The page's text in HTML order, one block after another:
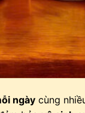
ngày cùng